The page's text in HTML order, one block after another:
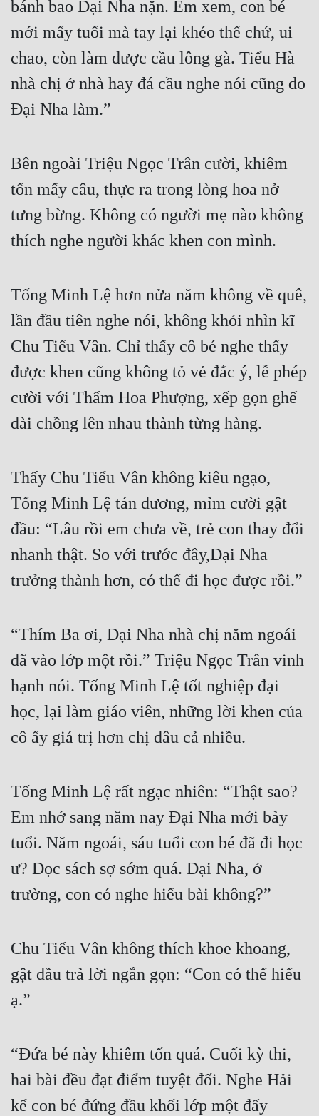
Đô Thị
Đông Phương
Đông Phương Huyền Huyễn
Truyện Nữ
Xây Dựng Thế Lực
Đam Mỹ
Đẹp
Đẹp Hiệp
Tính Cách Nhân Vật :
Sát Phạt Quyết Đoán
Vô Sỉ
Điềm Đạm
bánh bao Đại Nha nặn. Em xem, con bé
mới mấy tuổi mà tay lại khéo thế chứ, ui
chao, còn làm được cầu lông gà. Tiểu Hà
nhà chị ở nhà hay đá cầu nghe nói cũng do
Đại Nha làm.”
Bên ngoài Triệu Ngọc Trân cười, khiêm
tốn mấy câu, thực ra trong lòng hoa nở
tưng bừng. Không có người mẹ nào không
thích nghe người khác khen con mình.
Tống Minh Lệ hơn nửa năm không về quê,
lần đầu tiên nghe nói, không khỏi nhìn kĩ
Chu Tiểu Vân. Chỉ thấy cô bé nghe thấy
được khen cũng không tỏ vẻ đắc ý, lễ phép
cười với Thẩm Hoa Phượng, xếp gọn ghế
dài chồng lên nhau thành từng hàng.
Thấy Chu Tiểu Vân không kiêu ngạo,
Tống Minh Lệ tán dương, mỉm cười gật
đầu: “Lâu rồi em chưa về, trẻ con thay đổi
nhanh thật. So với trước đây,Đại Nha
trưởng thành hơn, có thể đi học được rồi.”
“Thím Ba ơi, Đại Nha nhà chị năm ngoái
đã vào lớp một rồi.” Triệu Ngọc Trân vinh
hạnh nói. Tống Minh Lệ tốt nghiệp đại
học, lại làm giáo viên, những lời khen của
cô ấy giá trị hơn chị dâu cả nhiều.
Tống Minh Lệ rất ngạc nhiên: “Thật sao?
Em nhớ sang năm nay Đại Nha mới bảy
tuổi. Năm ngoái, sáu tuổi con bé đã đi học
ư? Đọc sách sợ sớm quá. Đại Nha, ở
trường, con có nghe hiểu bài không?”
Chu Tiểu Vân không thích khoe khoang,
gật đầu trả lời ngắn gọn: “Con có thể hiểu
ạ.”
“Đứa bé này khiêm tốn quá. Cuối kỳ thi,
hai bài đều đạt điểm tuyệt đối. Nghe Hải
kể con bé đứng đầu khối lớp một đấy